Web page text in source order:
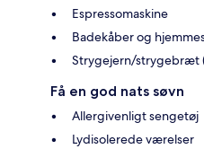
Espressomaskine
Badekåber og
Strygejern/strygebræt
Få en god nats søvn
Allergivenligt sengetøj
Lydisolerede værelser